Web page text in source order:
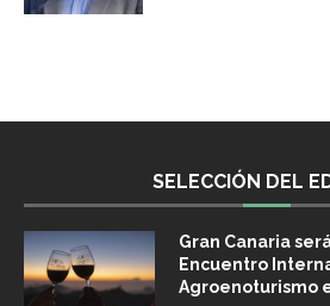
SELECCIÓN DEL
Gran Canaria
Encuentro
Agroenoturismo